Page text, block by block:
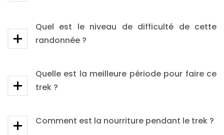
Quel est le niveau de difficulté de cette
randonnée ?
Quelle est la meilleure période pour faire ce
trek ?
Comment est la nourriture pendant le trek ?